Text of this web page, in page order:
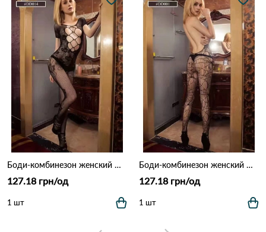
Боди-комбинезон женский DD014 Чорний
127.18 грн/од
1 шт
Боди-комбинезон женский DD001 Чорний
127.18 грн/од
1 шт